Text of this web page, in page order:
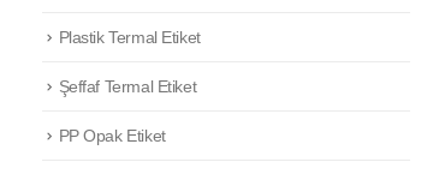
Plastik Termal Etiket
Şeffaf Termal Etiket
PP Opak Etiket